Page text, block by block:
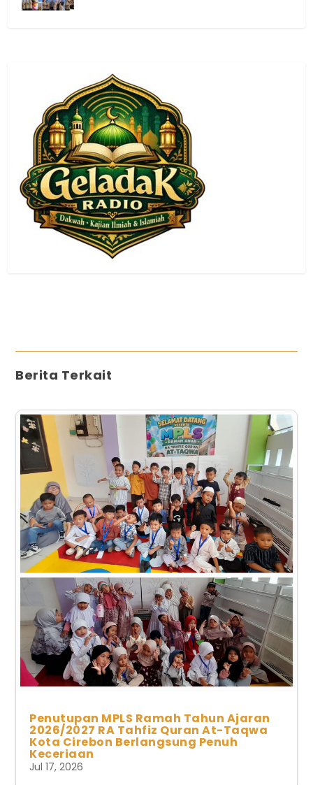
Berita Terkait
Penutupan MPLS Ramah Tahun Ajaran
2026/2027 RA Tahfiz Quran At-Taqwa
Kota Cirebon Berlangsung Penuh
Keceriaan
Jul 17, 2026